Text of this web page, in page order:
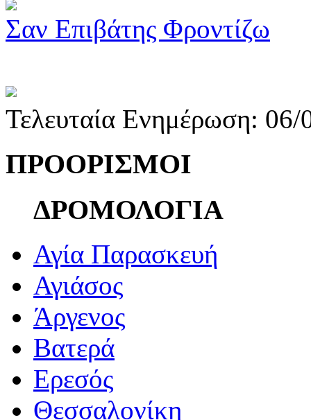
Σαν Επιβάτης Φροντίζω
Τελευταία Ενημέρωση:
ΠΡΟΟΡΙΣΜΟΙ
ΔΡΟΜΟΛΟΓΙΑ
Αγία Παρασκευή
Αγιάσος
Άργενος
Βατερά
Ερεσός
Θεσσαλονίκη